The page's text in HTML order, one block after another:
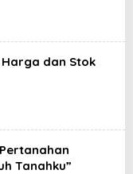
dan Stok
Tanahku”